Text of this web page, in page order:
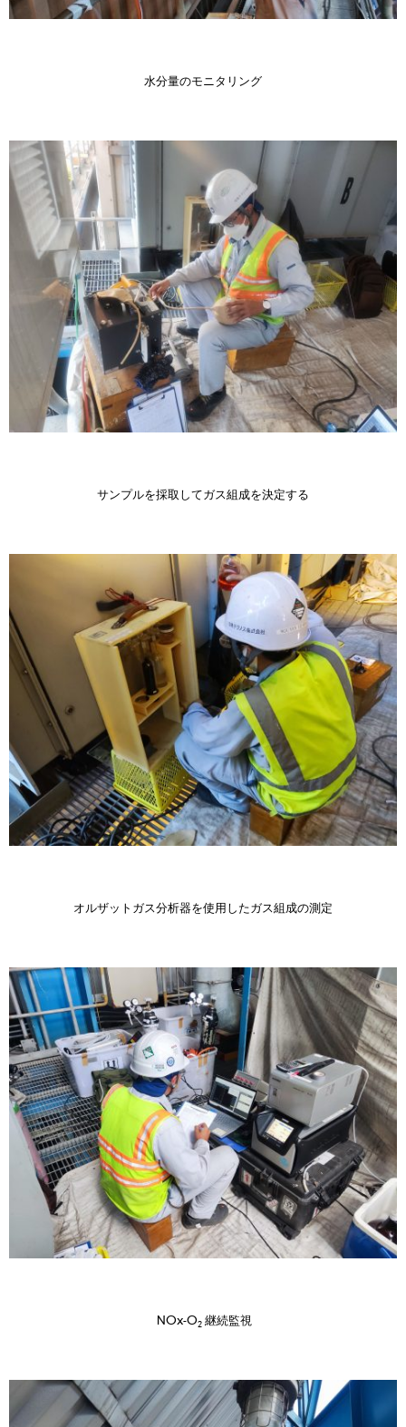
水分量のモニタリング
サンプルを採取してガス組成を決定する
オルザットガス分析器を使用したガス組成の測定
NOx-O2 継続監視